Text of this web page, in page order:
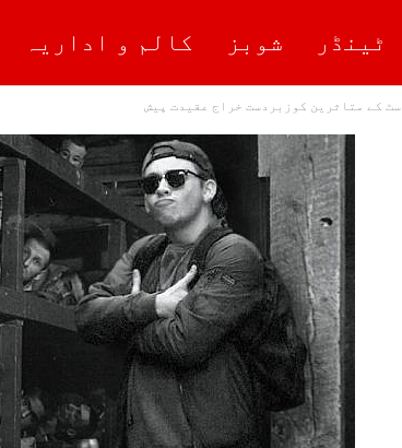
ٹینڈر شوبز کالم و اداریہ
کے متاثرین کوزبردست خراج عقیدت پیش